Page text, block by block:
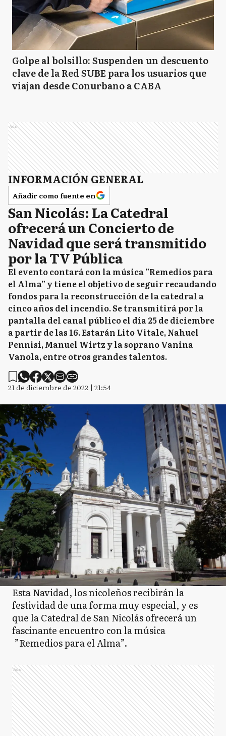
CS Capitán Sarmiento
CC Carlos Casares
CT Carlos Tejedor
CD Carmen de Areco
C Castelli
C Chacabuco
C Chascomús
C Chivilcoy
C Colón
Coronel Dorrego
CP Coronel Pringles
CR Coronel Rosales
CS Coronel Suarez
D Daireaux
D Dolores
E Ensenada
Golpe al bolsillo: Suspenden un descuento
clave de la Red SUBE para los usuarios que
viajan desde Conurbano a CABA
Ads
INFORMACIÓN GENERAL
Añadir como fuente en
San Nicolás: La Catedral
ofrecerá un Concierto de
Navidad que será transmitido
por la TV Pública
El evento contará con la música ”Remedios para
el Alma” y tiene el objetivo de seguir recaudando
fondos para la reconstrucción de la catedral a
cinco años del incendio. Se transmitirá por la
pantalla del canal público el día 25 de diciembre
a partir de las 16. Estarán Lito Vitale, Nahuel
Pennisi, Manuel Wirtz y la soprano Vanina
Vanola, entre otros grandes talentos.
21 de diciembre de 2022 | 21:54
Esta Navidad, los nicoleños recibirán la
festividad de una forma muy especial, y es
que la Catedral de San Nicolás ofrecerá un
fascinante encuentro con la música
”Remedios para el Alma”.
Ads